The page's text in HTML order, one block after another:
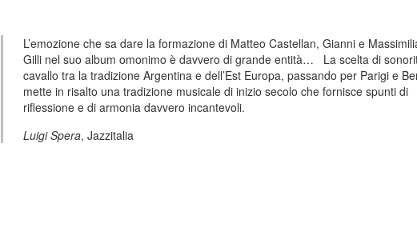
L’emozione che sa dare la formazione di Matteo Castellan, Gianni e
Gilli nel suo album omonimo è davvero di grande entità… La scelta di
cavallo tra la tradizione Argentina e dell’Est Europa, passando per Parigi e
mette in risalto una tradizione musicale di inizio secolo che fornisce spunti di
riflessione e di armonia davvero incantevoli.
Luigi Spera, Jazzitalia